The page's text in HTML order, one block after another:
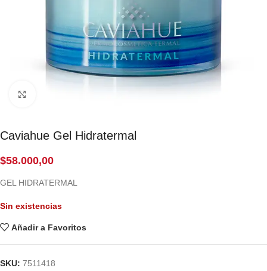
Caviahue Gel Hidratermal
$58.000,00
GEL HIDRATERMAL
Sin existencias
Añadir a Favoritos
SKU: 7511418